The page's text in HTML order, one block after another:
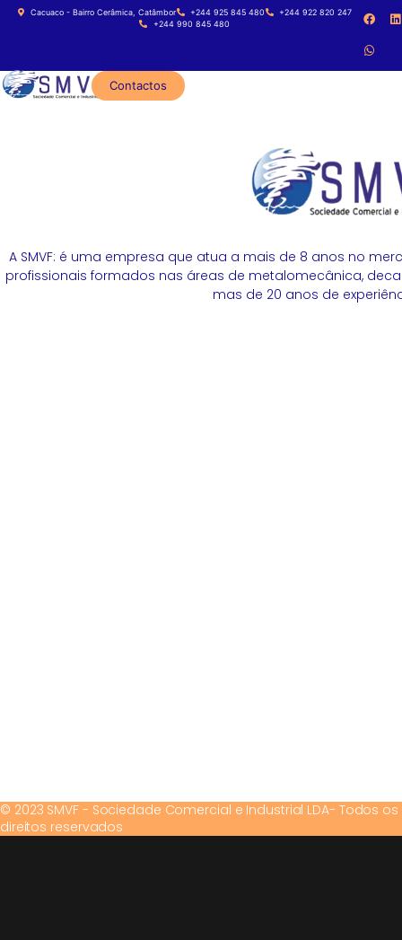
Cacuaco - Bairro Cerâmica, Catâmbor +244 925 845 480
+244 922 820 247
+244 990 845 480
Contactos
A SMVF: é uma empresa que atua a mais de 8 anos no
profissionais formados nas áreas de metalomecânica,
mas de 20 anos de
© 2023 SMVF - Sociedade Comercial e Industrial LDA- Todos os
direitos reservados